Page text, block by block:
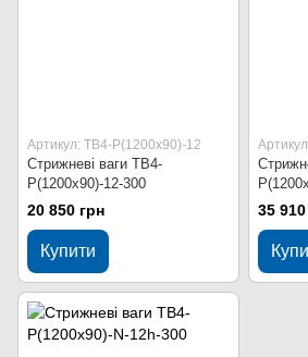
Артикул: ТВ4-Р(1200х90)-12
Стрижневі ваги ТВ4-
Р(1200х90)-12-300
20 850 грн
Купити
35